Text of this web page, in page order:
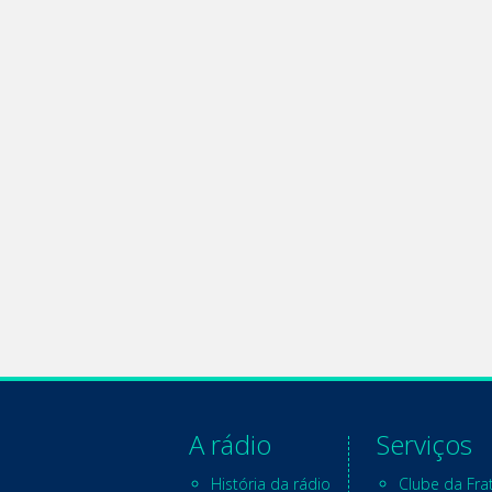
A rádio
História da rádio
Serviços
Clube da